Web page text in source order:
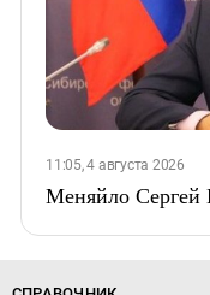
11:05, 4 августа 2026
Меняйло Сергей